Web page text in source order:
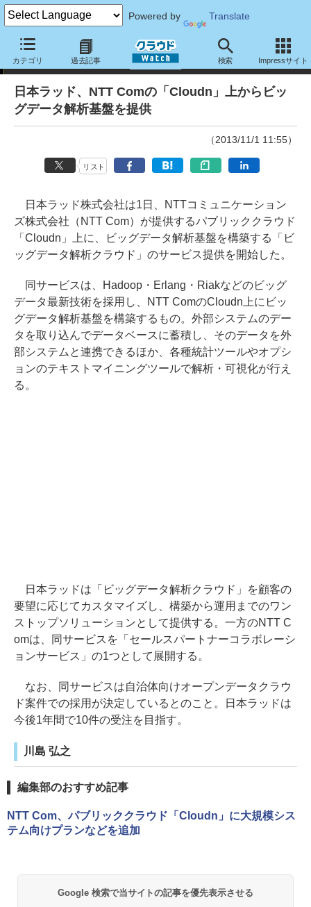
Powered by Translate
カテゴリ 過去記事 検索 Impressサイト
ニュース
日本ラッド、NTT Comの「Cloudn」上からビッ
グデータ解析基盤を提供
（2013/11/1 11:55）
リスト
日本ラッド株式会社は1日、NTTコミュニケーション
ズ株式会社（NTT Com）が提供するパブリッククラウド
「Cloudn」上に、ビッグデータ解析基盤を構築する「ビ
ッグデータ解析クラウド」のサービス提供を開始した。
同サービスは、Hadoop・Erlang・Riakなどのビッグ
データ最新技術を採用し、NTT ComのCloudn上にビッ
グデータ解析基盤を構築するもの。外部システムのデー
タを取り込んでデータベースに蓄積し、そのデータを外
部システムと連携できるほか、各種統計ツールやオプシ
ョンのテキストマイニングツールで解析・可視化が行え
る。
日本ラッドは「ビッグデータ解析クラウド」を顧客の
要望に応じてカスタマイズし、構築から運用までのワン
ストップソリューションとして提供する。一方のNTT C
omは、同サービスを「セールスパートナーコラボレーシ
ョンサービス」の1つとして展開する。
なお、同サービスは自治体向けオープンデータクラウ
ド案件での採用が決定しているとのこと。日本ラッドは
今後1年間で10件の受注を目指す。
川島 弘之
編集部のおすすめ記事
NTT Com、パブリッククラウド「Cloudn」に大規模シス
テム向けプランなどを追加
Google 検索で当サイトの記事を優先表示させる